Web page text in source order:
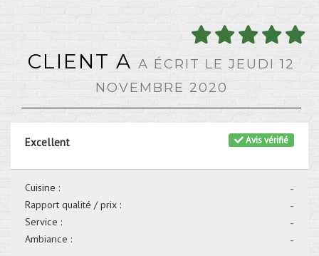
CLIENT A A ÉCRIT LE JEUDI 12
NOVEMBRE 2020
Avis vérifié
Excellent
-
Cuisine :
-
Rapport qualité / prix :
-
Service :
-
Ambiance :